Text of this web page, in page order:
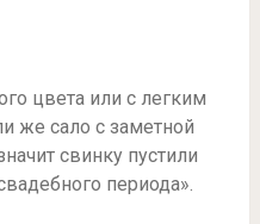
цвета или с легким
же сало с заметной
свинку пустили
периода».